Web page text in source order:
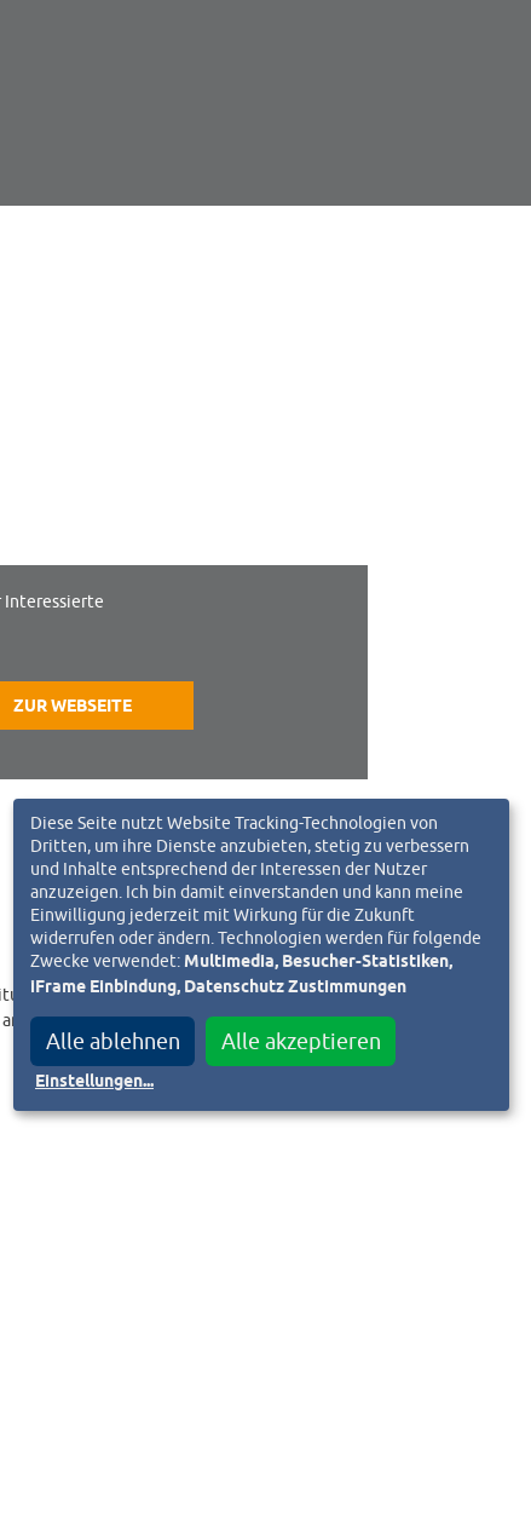
Interessierte
ZUR WEBSEITE
an.
Diese Seite nutzt Website Tracking-Technologien von
Dritten, um ihre Dienste anzubieten, stetig zu verbessern
und Inhalte entsprechend der Interessen der Nutzer
anzuzeigen. Ich bin damit einverstanden und kann meine
Einwilligung jederzeit mit Wirkung für die Zukunft
widerrufen oder ändern. Technologien werden für folgende
Zwecke verwendet:Multimedia, Besucher-Statistiken,
iFrame Einbindung, Datenschutz Zustimmungen
Alle ablehnen Alle akzeptieren
Einstellungen...